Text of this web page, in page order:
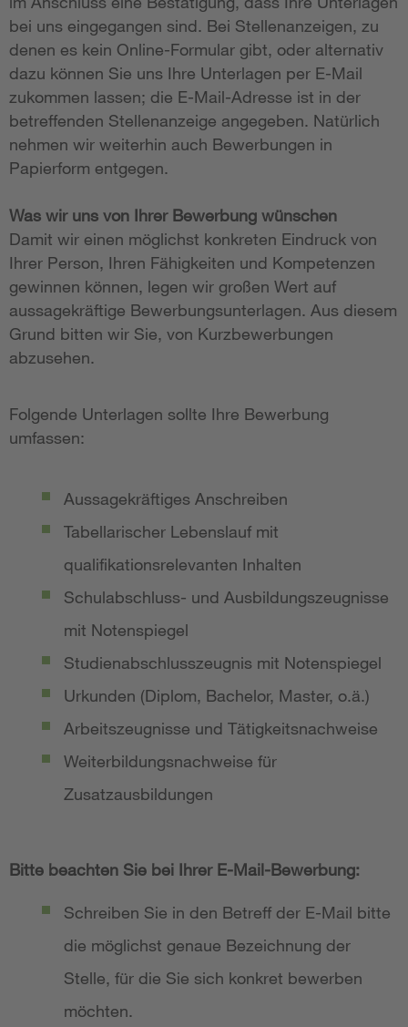
bei uns eingegangen sind. Bei Stellenanzeigen, zu
denen es kein Online-Formular gibt, oder alternativ
dazu können Sie uns Ihre Unterlagen per E-Mail
zukommen lassen; die E-Mail-Adresse ist in der
betreffenden Stellenanzeige angegeben. Natürlich
nehmen wir weiterhin auch Bewerbungen in
Papierform entgegen.
Was wir uns von Ihrer Bewerbung wünschen
Damit wir einen möglichst konkreten Eindruck von
Ihrer Person, Ihren Fähigkeiten und Kompetenzen
gewinnen können, legen wir großen Wert auf
aussagekräftige Bewerbungsunterlagen. Aus diesem
Grund bitten wir Sie, von Kurzbewerbungen
abzusehen.
Folgende Unterlagen sollte Ihre Bewerbung
umfassen:
Aussagekräftiges Anschreiben
Tabellarischer Lebenslauf mit
qualifikationsrelevanten Inhalten
Schulabschluss- und Ausbildungszeugnisse
mit Notenspiegel
Studienabschlusszeugnis mit Notenspiegel
Urkunden (Diplom, Bachelor, Master, o.ä.)
Arbeitszeugnisse und Tätigkeitsnachweise
Weiterbildungsnachweise für
Zusatzausbildungen
Bitte beachten Sie bei Ihrer E-Mail-Bewerbung:
Schreiben Sie in den Betreff der E-Mail bitte
die möglichst genaue Bezeichnung der
Stelle, für die Sie sich konkret bewerben
möchten.